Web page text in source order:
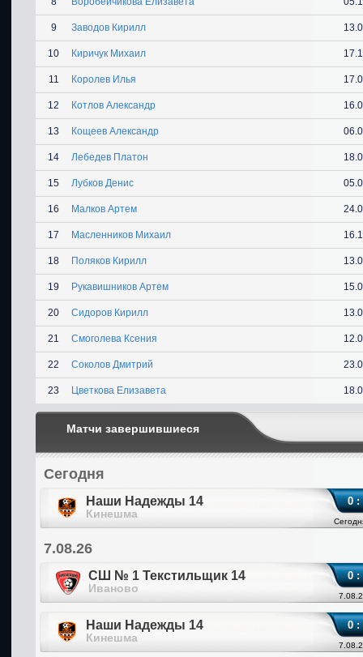
9 Заводов Кирилл
10 Киричук Михаил
11 Королев Илья
12 Котлов Александр
13 Кощеев Александр
14 Лебедев Платон
15 Лубков Денис
16 Малков Артем
17 Масленников Михаил
18 Поляков Кирилл
19 Рукавишников Артем
20 Сидоров Кирилл
21 Смоголева Ксения
22 Соколов Дмитрий
23 Цветкова Елизавета
Матчи завершившиеся
Сегодня
Наши Надежды 14
Кинешма
0 :
7.08.26
СШ № 1 Текстильщик 14
Иваново
0 :
Наши Надежды 14
Кинешма
0 :